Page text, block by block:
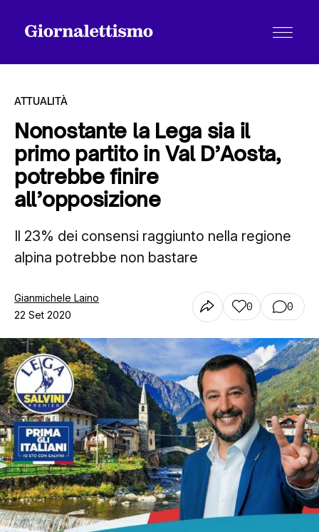
Tutti gli articoli
Chi siamo
Contatti
ATTUALITÀ
Nonostante la Lega sia il
primo partito in Val D’Aosta,
potrebbe finire
all’opposizione
Il 23% dei consensi raggiunto nella regione
alpina potrebbe non bastare
Gianmichele Laino
22 Set 2020
0 0